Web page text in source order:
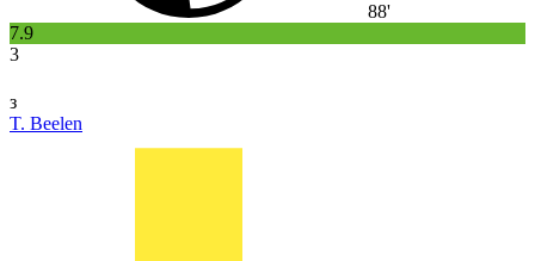
88'
7.9
3
з
T. Beelen